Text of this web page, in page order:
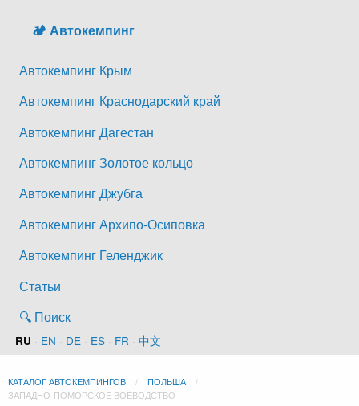
🏕️ Автокемпинг
Автокемпинг Крым
Автокемпинг Краснодарский край
Автокемпинг Дагестан
Автокемпинг Золотое кольцо
Автокемпинг Джубга
Автокемпинг Архипо-Осиповка
Автокемпинг Геленджик
Статьи
🔍 Поиск
RU · EN · DE · ES · FR · 中文
КАТАЛОГ АВТОКЕМПИНГОВ
ПОЛЬША
ЗАПАДНО-ПОМОРСКОЕ ВОЕВОДСТВО